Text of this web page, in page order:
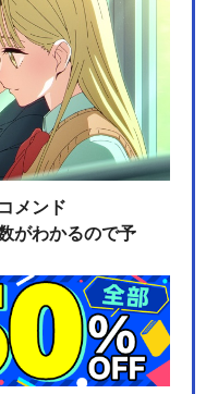
メンド
がわかるので予